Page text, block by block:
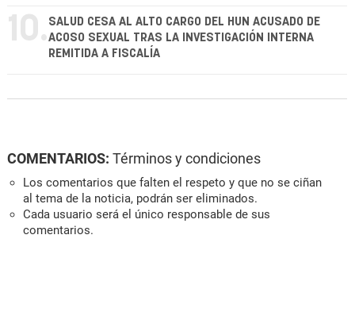
10. SALUD CESA AL ALTO CARGO DEL HUN ACUSADO DE
ACOSO SEXUAL TRAS LA INVESTIGACIÓN INTERNA
REMITIDA A FISCALÍA
COMENTARIOS: Términos y condiciones
Los comentarios que falten el respeto y que no se ciñan
al tema de la noticia, podrán ser eliminados.
Cada usuario será el único responsable de sus
comentarios.